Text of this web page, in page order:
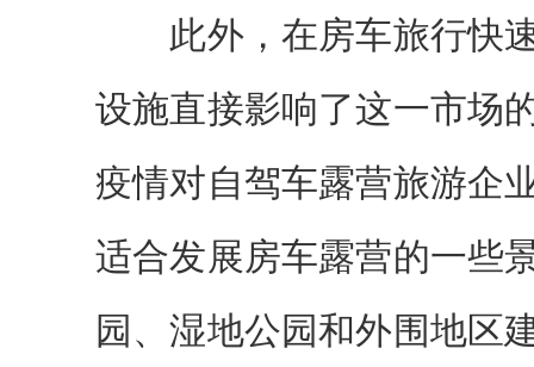
此外，在房车旅行快速
设施直接影响了这一市场
疫情对自驾车露营旅游企
适合发展房车露营的一些
园、湿地公园和外围地区